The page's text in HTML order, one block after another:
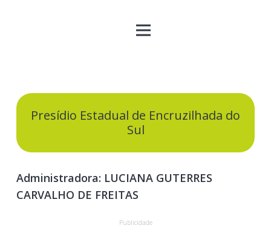
Presídio Estadual de Encruzilhada do
Sul
Administradora: LUCIANA GUTERRES
CARVALHO DE FREITAS
Publicidade